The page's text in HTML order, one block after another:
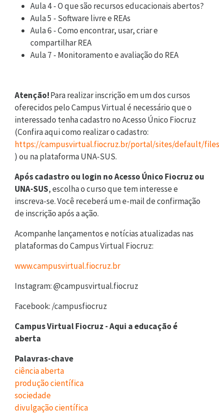
Aula 4 - O que são recursos educacionais abertos?
Aula 5 - Software livre e REAs
Aula 6 - Como encontrar, usar, criar e
compartilhar REA
Aula 7 - Monitoramento e avaliação do REA
Atenção!Para realizar inscrição em um dos cursos
oferecidos pelo Campus Virtual é necessário que o
interessado tenha cadastro no Acesso Único Fiocruz
(Confira aqui como realizar o cadastro:
https://campusvirtual.fiocruz.br/portal/sites/default/files/
) ou na plataforma UNA-SUS.
Após cadastro ou login no Acesso Único Fiocruz ou
UNA-SUS, escolha o curso que tem interesse e
inscreva-se. Você receberá um e-mail de confirmação
de inscrição após a ação.
Acompanhe lançamentos e notícias atualizadas nas
plataformas do Campus Virtual Fiocruz:
www.campusvirtual.fiocruz.br
Instagram: @campusvirtual.fiocruz
Facebook: /campusfiocruz
Campus Virtual Fiocruz - Aqui a educação é
aberta
Palavras-chave
ciência aberta
produção científica
sociedade
divulgação científica